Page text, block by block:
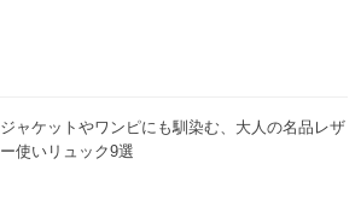
ジャケットやワンピにも馴染む、大人の名品レザ
ー使いリュック9選